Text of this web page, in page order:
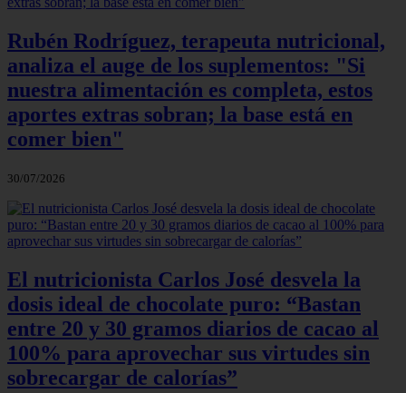
Rubén Rodríguez, terapeuta nutricional,
analiza el auge de los suplementos: "Si
nuestra alimentación es completa, estos
aportes extras sobran; la base está en
comer bien"
30/07/2026
El nutricionista Carlos José desvela la
dosis ideal de chocolate puro: “Bastan
entre 20 y 30 gramos diarios de cacao al
100% para aprovechar sus virtudes sin
sobrecargar de calorías”